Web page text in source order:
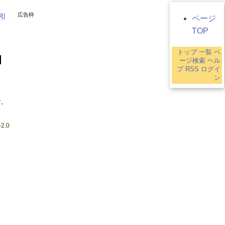
広告枠
ページ
TOP
トップ 一覧 ペ
ージ検索 ヘル
プ RSS ログイ
ン